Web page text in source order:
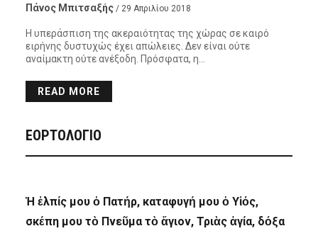
Πάνος Μπιτσαξής / 29 Απριλίου 2018
Η υπεράσπιση της ακεραιότητας της χώρας σε καιρό
ειρήνης δυστυχώς έχει απώλειες. Δεν είναι ούτε
αναίμακτη ούτε ανέξοδη. Πρόσφατα, η…
READ MORE
ΕΟΡΤΟΛΟΓΙΟ
Ἡ ἐλπίς μου ὁ Πατήρ, καταφυγή μου ὁ Υἱός,
σκέπη μου τὸ Πνεῦμα τὸ ἅγιον, Τριὰς ἁγία, δόξα